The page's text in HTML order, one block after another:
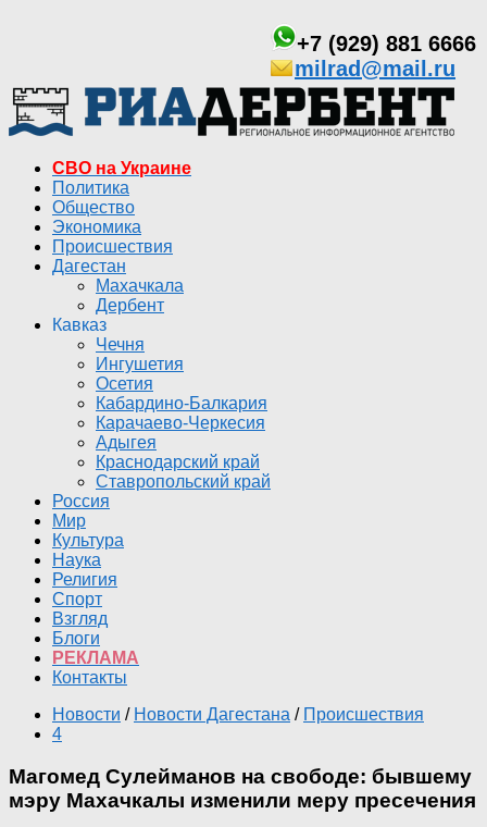
+7 (929) 881 6666
milrad@mail.ru
СВО на Украине
Политика
Общество
Экономика
Происшествия
Дагестан
Махачкала
Дербент
Кавказ
Чечня
Ингушетия
Осетия
Кабардино-Балкария
Карачаево-Черкесия
Адыгея
Краснодарский край
Ставропольский край
Россия
Мир
Культура
Наука
Религия
Спорт
Взгляд
Блоги
РЕКЛАМА
Контакты
Новости / Новости Дагестана / Происшествия
4
Магомед Сулейманов на свободе: бывшему
мэру Махачкалы изменили меру пресечения